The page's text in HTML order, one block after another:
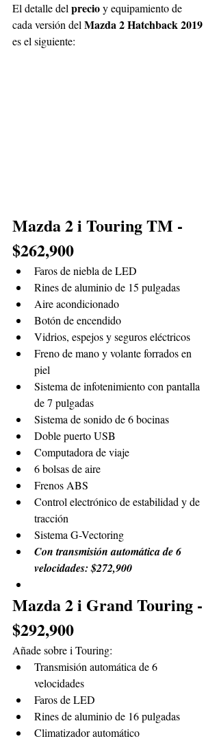
El detalle del precio y equipamiento de
cada versión del Mazda 2 Hatchback 2019
es el siguiente:
Mazda 2 i Touring TM -
$262,900
Faros de niebla de LED
Rines de aluminio de 15 pulgadas
Aire acondicionado
Botón de encendido
Vidrios, espejos y seguros eléctricos
Freno de mano y volante forrados en
piel
Sistema de infotenimiento con pantalla
de 7 pulgadas
Sistema de sonido de 6 bocinas
Doble puerto USB
Computadora de viaje
6 bolsas de aire
Frenos ABS
Control electrónico de estabilidad y de
tracción
Sistema G-Vectoring
Con transmisión automática de 6
velocidades: $272,900
Mazda 2 i Grand Touring -
$292,900
Añade sobre i Touring:
Transmisión automática de 6
velocidades
Faros de LED
Rines de aluminio de 16 pulgadas
Climatizador automático